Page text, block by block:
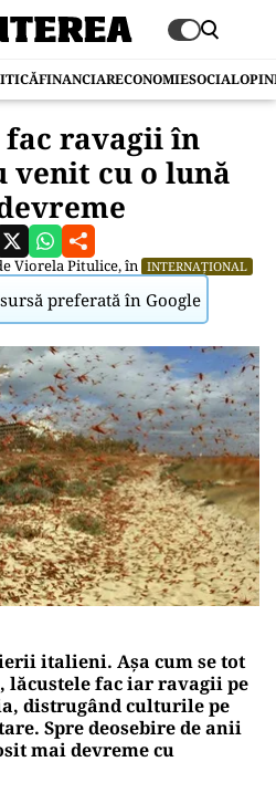
FINANCIARECONOMIESOCIAL
fac ravagii în
venit cu o lună
Viorela Pitulice, în INTERNAȚIONAL
preferată în Google
italieni. Așa cum se tot
lăcustele fac iar ravagii pe
distrugând culturile pe
Spre deosebire de anii
mai devreme cu